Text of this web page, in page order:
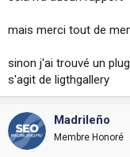
mais merci tout de
sinon j'ai trouvé un
s'agit de ligthgallery
Madrileño
Membre Honoré